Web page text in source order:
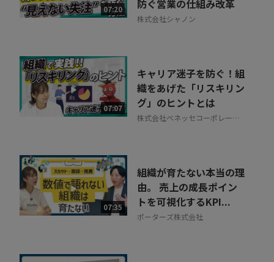
07:20 防ぐ営業の仕組み改革
株式会社シャノン
07:07
キャリア迷子を防ぐ！組
織をあげた「リスキリン
グ」のヒントとは
株式会社ベネッセコーポレーシ
07:35
組織が育たない本当の理
由。 売上の成長ポイン
トを可視化するKPI...
ポーターズ株式会社